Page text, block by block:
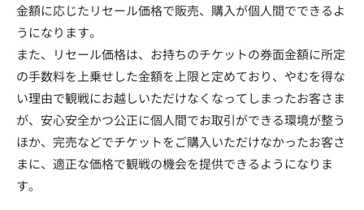
金額に応じたリセール価格で販売、購入が個人間でできるよ
うになります。
また、リセール価格は、お持ちのチケットの券面金額に所定
の手数料を上乗せした金額を上限と定めており、やむを得な
い理由で観戦にお越しいただけなくなってしまったお客さま
が、安心安全かつ公正に個人間でお取引ができる環境が整う
ほか、完売などでチケットをご購入いただけなかったお客さ
まに、適正な価格で観戦の機会を提供できるようになりま
す。